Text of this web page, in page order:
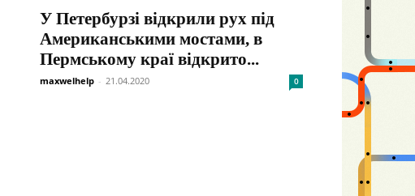
У Петербурзі відкрили рух під
Американськими мостами, в
Пермському краї відкрито...
maxwelhelp - 21.04.2020 0